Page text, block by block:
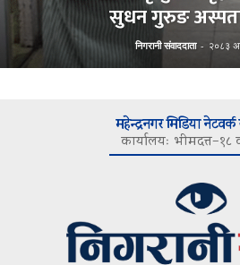
सुधन गुरुङ
निगरानी संवाददाता - २०८३
महेन्द्रनगर मिडिया
कार्यालयः